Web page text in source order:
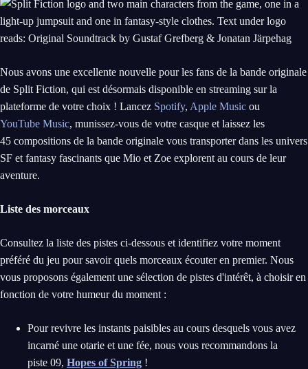
Nous avons une excellente nouvelle pour les fans de la bande originale
de Split Fiction, qui est désormais disponible en streaming sur la
plateforme de votre choix ! Lancez Spotify, Apple Music ou
YouTube Music, munissez-vous de votre casque et laissez les
45 compositions de la bande originale vous transporter dans les univers
SF et fantasy fascinants que Mio et Zoe explorent au cours de leur
aventure.
Liste des morceaux
Consultez la liste des pistes ci-dessous et identifiez votre moment
préféré du jeu pour savoir quels morceaux écouter en premier. Nous
vous proposons également une sélection de pistes d'intérêt, à choisir en
fonction de votre humeur du moment :
Pour revivre les instants paisibles au cours desquels vous avez
incarné une otarie et une fée, nous vous recommandons la
piste 09, Hopes of Spring !